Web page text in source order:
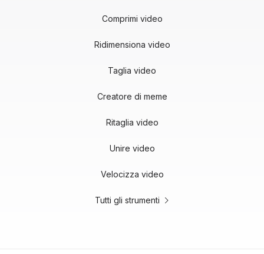
Comprimi video
Ridimensiona video
Taglia video
Creatore di meme
Ritaglia video
Unire video
Velocizza video
Tutti gli strumenti